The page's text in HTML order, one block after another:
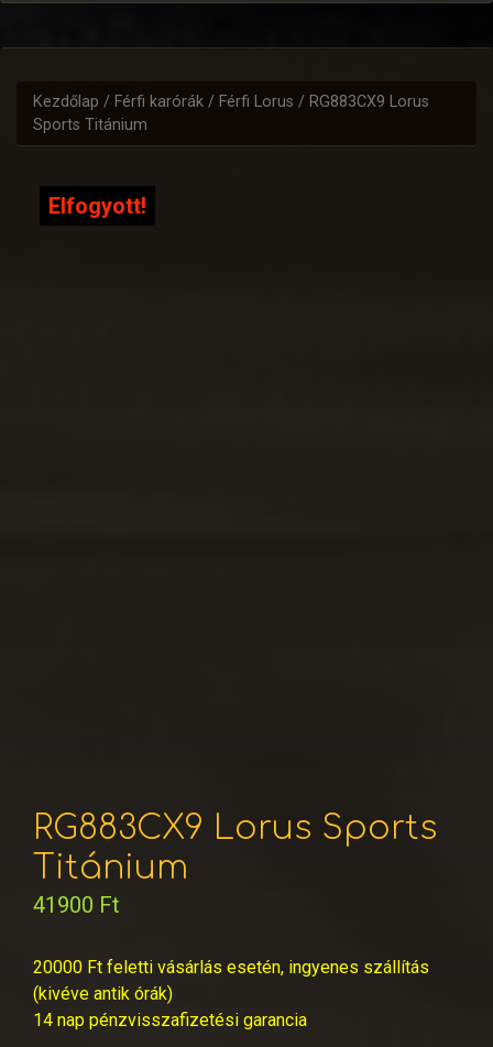
Kezdőlap / Férfi karórák / Férfi Lorus / RG883CX9 Lorus
Sports Titánium
Elfogyott!
RG883CX9 Lorus Sports
Titánium
41900 Ft
20000 Ft feletti vásárlás esetén, ingyenes szállítás
(kivéve antik órák)
14 nap pénzvisszafizetési garancia